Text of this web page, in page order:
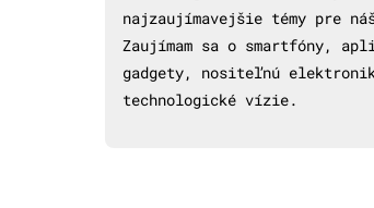
najzaujímavejšie témy pre
Zaujímam sa o smartfóny,
gadgety, nositeľnú
technologické vízie.